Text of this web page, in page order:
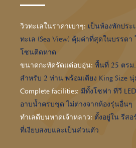
วิวทะเลในราคาเบาๆ: เป็นห้องพักประ
ทะเล (Sea View) คุ้มค่าที่สุดในบรรดา
โซนติดหาด
ขนาดกะทัดรัดแต่อบอุ่น: พื้นที่ 25 ตรม
สำหรับ 2 ท่าน พร้อมเตียง King Size
Complete facilities: มีทั้งโซฟา ทีวี
อาบน้ำครบชุด ไม่ต่างจากห้องรุ่นอื่นๆ
ทำเลดีบนหาดเจ้าหลาว: ตั้งอยู่ใน รีส
ที่เงียบสงบและเป็นส่วนตัว